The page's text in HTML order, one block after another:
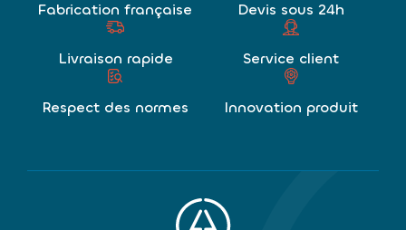
Fabrication française Devis sous 24h
Livraison rapide Service client
Respect des normes Innovation produit